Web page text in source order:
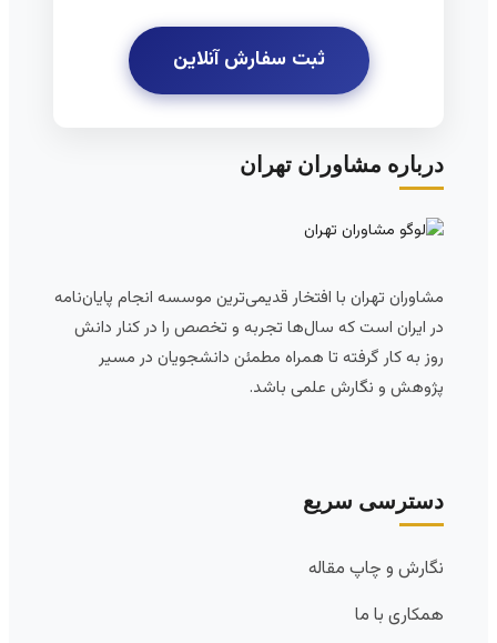
ثبت سفارش آنلاین
درباره مشاوران تهران
مشاوران تهران با افتخار قدیمی‌ترین موسسه انجام پایان‌نامه
در ایران است که سال‌ها تجربه و تخصص را در کنار دانش
روز به کار گرفته تا همراه مطمئن دانشجویان در مسیر
پژوهش و نگارش علمی باشد.
دسترسی سریع
نگارش و چاپ مقاله
همکاری با ما